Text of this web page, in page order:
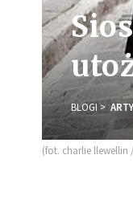
BLOGI
(fot. charlie llewellin